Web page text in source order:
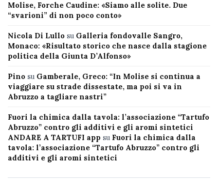
Molise, Forche Caudine: «Siamo alle solite. Due
“svarioni” di non poco conto»
Nicola Di Lullo su Galleria fondovalle Sangro,
Monaco: «Risultato storico che nasce dalla stagione
politica della Giunta D’Alfonso»
Pino su Gamberale, Greco: “In Molise si continua a
viaggiare su strade dissestate, ma poi si va in
Abruzzo a tagliare nastri”
Fuori la chimica dalla tavola: l’associazione “Tartufo
Abruzzo” contro gli additivi e gli aromi sintetici
ANDARE A TARTUFI app su Fuori la chimica dalla
tavola: l’associazione “Tartufo Abruzzo” contro gli
additivi e gli aromi sintetici